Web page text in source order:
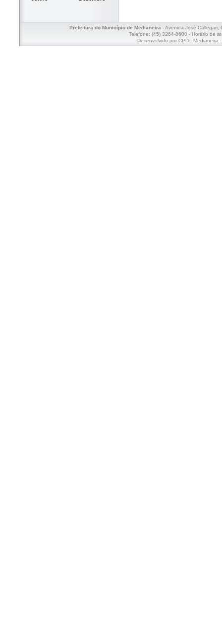
Prefeitura do Município de Medianeira- Avenida José Callegari,
Telefone: (45) 3264-8600 - Horário de
Desenvolvido por CPD - Medianeira-